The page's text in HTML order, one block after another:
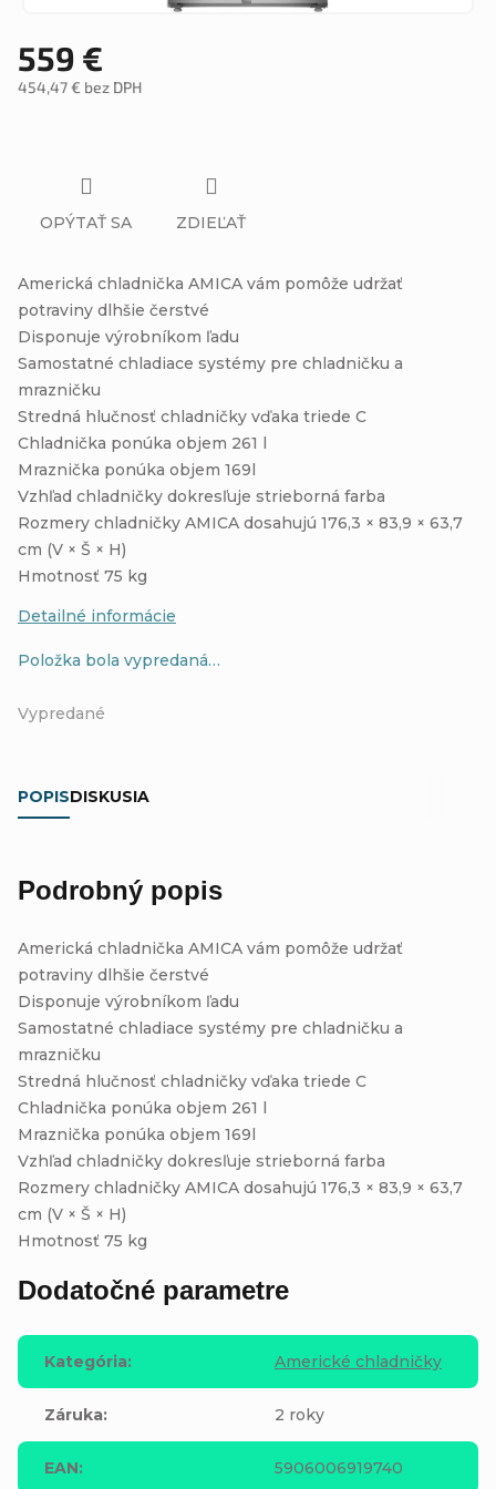
559 €
454,47 € bez DPH
Vypredané
Položka bola vypredaná…
Americká chladnička AMICA vám pomôže udržať
potraviny dlhšie čerstvé
Disponuje výrobníkom ľadu
Samostatné chladiace systémy pre chladničku a
mrazničku
Stredná hlučnosť chladničky vďaka triede C
Chladnička ponúka objem 261 l
Mraznička ponúka objem 169l
Vzhľad chladničky dokresľuje strieborná farba
Rozmery chladničky AMICA dosahujú 176,3 × 83,9 × 63,7
cm (V × Š × H)
Hmotnosť 75 kg
Detailné informácie
OPÝTAŤ SA ZDIEĽAŤ
POPISDISKUSIA
Podrobný popis
Americká chladnička AMICA vám pomôže udržať
potraviny dlhšie čerstvé
Disponuje výrobníkom ľadu
Samostatné chladiace systémy pre chladničku a
mrazničku
Stredná hlučnosť chladničky vďaka triede C
Chladnička ponúka objem 261 l
Mraznička ponúka objem 169l
Vzhľad chladničky dokresľuje strieborná farba
Rozmery chladničky AMICA dosahujú 176,3 × 83,9 × 63,7
cm (V × Š × H)
Hmotnosť 75 kg
Dodatočné parametre
Kategória: Americké chladničky
Záruka: 2 roky
EAN: 5906006919740